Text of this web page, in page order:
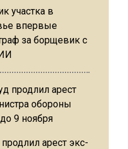
участка в
впервые
за борщевик с
арест экс-